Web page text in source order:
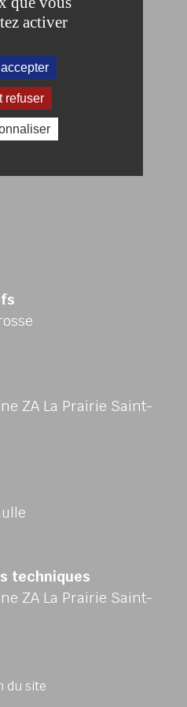
Agglomération
Tourisme
ZA La Prairie Saint-
techniques
ZA La Prairie Saint-
du site
activer
refuser